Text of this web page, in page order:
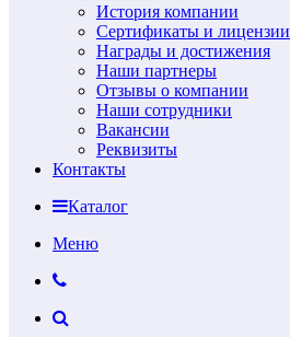
История компании
Сертификаты и лицензии
Награды и достижения
Наши партнеры
Отзывы о компании
Наши сотрудники
Вакансии
Реквизиты
Контакты
Каталог
Меню